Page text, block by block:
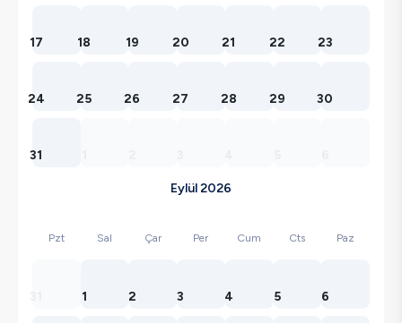
17 18 19 20 21 22 23
24 25 26 27 28 29 30
31
Eylül 2026
Pzt Sal Çar Per Cum Cts Paz
1 2 3 4 5 6